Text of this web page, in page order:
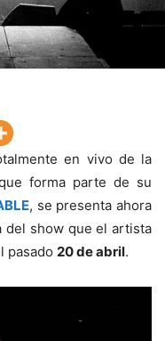
en vivo de la
forma parte de su
, se presenta ahora
del show que el artista
pasado 20 de abril.